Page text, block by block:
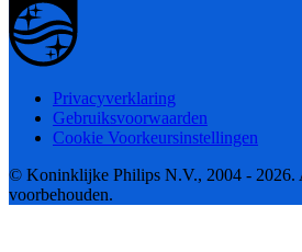
Privacyverklaring
Gebruiksvoorwaarden
Cookie Voorkeursinstellingen
© Koninklijke Philips N.V., 2004 - 2026.
voorbehouden.